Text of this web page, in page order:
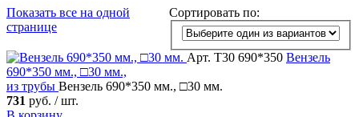
Сортировать по:
Показать все на одной
странице
Арт. Т30 690*350 Вензель
690*350 мм., □30 мм.,
из трубы Вензель 690*350 мм., □30 мм.
731 руб. / шт.